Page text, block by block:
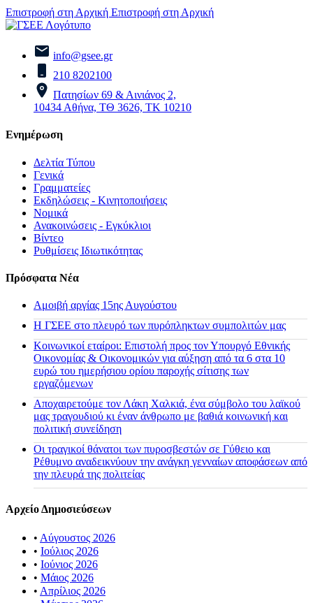
Επιστροφή στη Αρχική Επιστροφή στη Αρχική
info@gsee.gr
210 8202100
Πατησίων 69 & Αινιάνος 2,
10434 Αθήνα, ΤΘ 3626, ΤΚ 10210
Ενημέρωση
Δελτία Τύπου
Γενικά
Γραμματείες
Εκδηλώσεις - Κινητοποιήσεις
Νομικά
Ανακοινώσεις - Εγκύκλιοι
Βίντεο
Ρυθμίσεις Ιδιωτικότητας
Πρόσφατα Νέα
Αμοιβή αργίας 15ης Αυγούστου
H ΓΣΕΕ στο πλευρό των πυρόπληκτων συμπολιτών μας
Κοινωνικοί εταίροι: Επιστολή προς τον Υπουργό Εθνικής
Οικονομίας & Οικονομικών για αύξηση από τα 6 στα 10
ευρώ του ημερήσιου ορίου παροχής σίτισης των
εργαζόμενων
Αποχαιρετούμε τον Λάκη Χαλκιά, ένα σύμβολο του λαϊκού
μας τραγουδιού κι έναν άνθρωπο με βαθιά κοινωνική και
πολιτική συνείδηση
Οι τραγικοί θάνατοι των πυροσβεστών σε Γύθειο και
Ρέθυμνο αναδεικνύουν την ανάγκη γενναίων αποφάσεων από
την πλευρά της πολιτείας
Αρχείο Δημοσιεύσεων
• Αύγουστος 2026
• Ιούλιος 2026
• Ιούνιος 2026
• Μάιος 2026
• Απρίλιος 2026